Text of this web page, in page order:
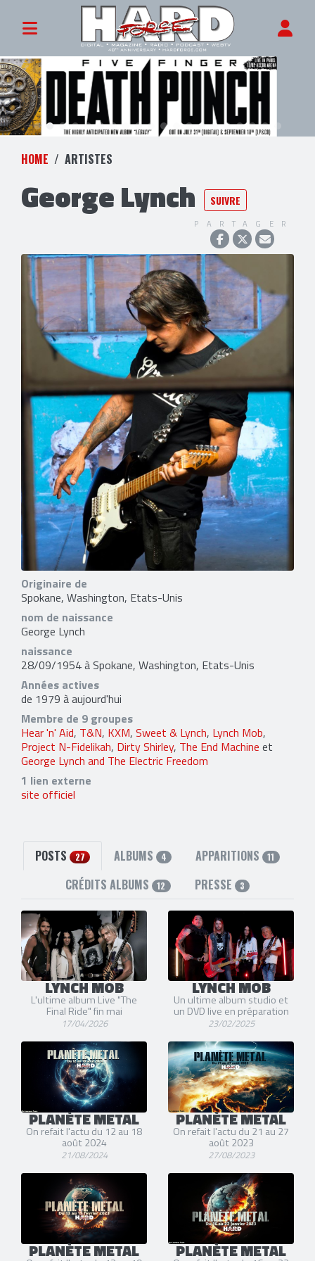
HOME ARTISTES
George Lynch SUIVRE
PARTAGER
Originaire de
Spokane, Washington, Etats-Unis
nom de naissance
George Lynch
naissance
28/09/1954 à Spokane, Washington, Etats-Unis
Années actives
de 1979 à aujourd'hui
Membre de 9 groupes
Hear 'n' Aid, T&N, KXM, Sweet & Lynch, Lynch Mob,
Project N-Fidelikah, Dirty Shirley, The End Machine et
George Lynch and The Electric Freedom
1 lien externe
site officiel
POSTS 27 ALBUMS 4 APPARITIONS 11
CRÉDITS ALBUMS 12 PRESSE 3
LYNCH MOB
L'ultime album Live "The
Final Ride" fin mai
17/04/2026
LYNCH MOB
Un ultime album studio et
un DVD live en préparation
23/02/2025
PLANÈTE METAL
On refait l'actu du 12 au 18
août 2024
21/08/2024
PLANÈTE METAL
On refait l'actu du 21 au 27
août 2023
27/08/2023
PLANÈTE METAL PLANÈTE METAL